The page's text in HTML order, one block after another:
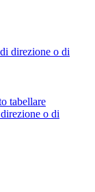
direzione o di
tabellare
o di